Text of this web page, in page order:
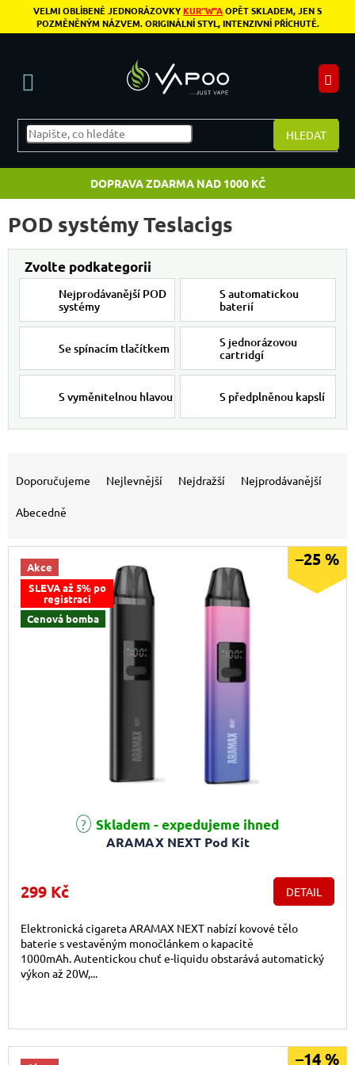
Přejít na obsah
VELMI OBLÍBENÉ JEDNORÁZOVKYKUR"W"AOPĚT SKLADEM, JEN S
POZMĚNĚNÝM NÁZVEM. ORIGINÁLNÍ STYL, INTENZIVNÍ PŘÍCHUTĚ.
HLEDAT
DOPRAVA ZDARMA NAD 1000 KČ
POD systémy Teslacigs
Nejprodávanější POD
systémy
S automatickou
baterií
Se spínacím tlačítkem
S jednorázovou
cartridgí
S vyměnitelnou hlavou S předplněnou kapslí
Doporučujeme Nejlevnější Nejdražší Nejprodávanější
Abecedně
Akce
SLEVA až 5% po
registraci
Cenová bomba
–25 %
ARAMAX NEXT Pod Kit
Průměrné hodnocení produktu je 5,0 z 5 hvězdiček.
Skladem - expedujeme ihned
299 Kč DETAIL
Elektronická cigareta ARAMAX NEXT nabízí kovové tělo
baterie s vestavěným monočlánkem o kapacitě
1000mAh. Autentickou chuť e-liquidu obstarává automatický
výkon až 20W,...
–14 %